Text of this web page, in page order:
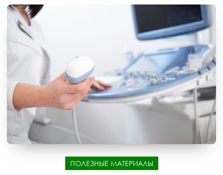
ПОЛЕЗНЫЕ МАТЕРИАЛЫ